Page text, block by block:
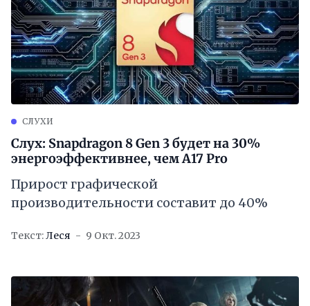
СЛУХИ
Слух: Snapdragon 8 Gen 3 будет на 30%
энергоэффективнее, чем A17 Pro
Прирост графической
производительности составит до 40%
Текст:Леся 9 Окт. 2023